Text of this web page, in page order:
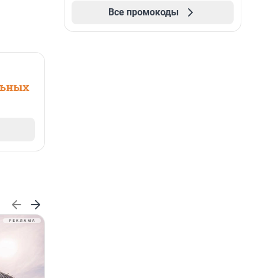
Все промокоды